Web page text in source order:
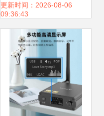
听设备销售迎来新
机遇
更新时间：2026-08-06
09:36:43